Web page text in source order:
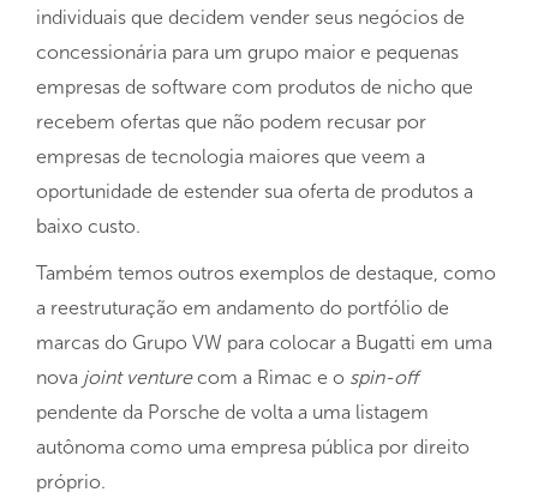
individuais que decidem vender seus negócios de
concessionária para um grupo maior e pequenas
empresas de software com produtos de nicho que
recebem ofertas que não podem recusar por
empresas de tecnologia maiores que veem a
oportunidade de estender sua oferta de produtos a
baixo custo.
Também temos outros exemplos de destaque, como
a reestruturação em andamento do portfólio de
marcas do Grupo VW para colocar a Bugatti em uma
nova joint venturecom a Rimac e o spin-off
pendente da Porsche de volta a uma listagem
autônoma como uma empresa pública por direito
próprio.